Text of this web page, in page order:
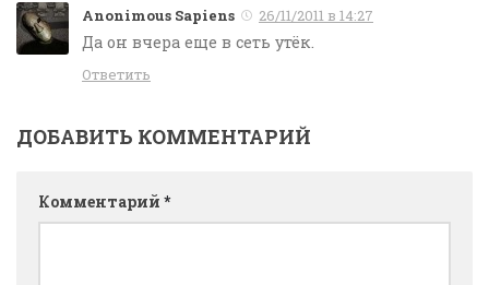
Anonimous Sapiens 26/11/2011 в 14:27
Да он вчера еще в сеть утёк.
Ответить
ДОБАВИТЬ КОММЕНТАРИЙ
Комментарий *